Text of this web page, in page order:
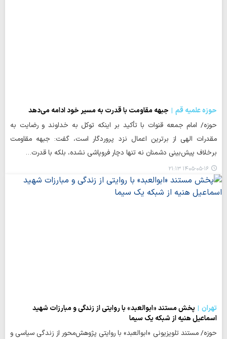
حوزه علمیه قم
جبهه مقاومت با قدرت به مسیر خود ادامه می‌دهد
حوزه/ امام جمعه قنوات با تأکید بر اینکه توکل به خداوند و رضایت به
مقدرات الهی از برترین اعمال نزد پروردگار است، گفت: جبهه مقاومت
برخلاف پیش‌بینی دشمنان نه تنها دچار فروپاشی نشده، بلکه با قدرت…
۱۴۰۵-۰۵-۱۶ ۲۱:۱۳
تهران
پخش مستند «ابوالعبد» با روایتی از زندگی و مبارزات شهید
اسماعیل هنیه از شبکه یک سیما
حوزه/ مستند تلویزیونی «ابوالعبد» با روایتی پژوهش‌محور از زندگی سیاسی و